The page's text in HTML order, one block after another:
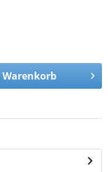
Warenkorb